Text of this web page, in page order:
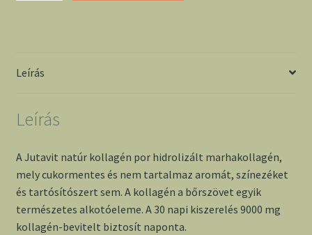
Leírás
Leírás
A Jutavit natúr kollagén por hidrolizált marhakollagén,
mely cukormentes és nem tartalmaz aromát, színezéket
és tartósítószert sem. A kollagén a bőrszövet egyik
természetes alkotóeleme. A 30 napi kiszerelés 9000 mg
kollagén-bevitelt biztosít naponta.